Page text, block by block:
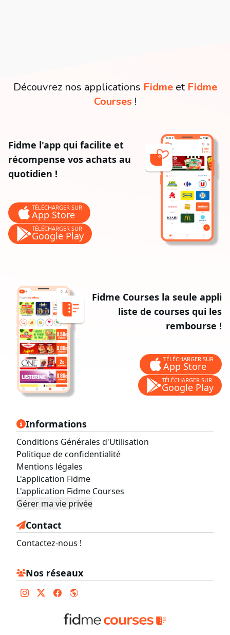
Découvrez nos applications Fidme et Fidme
Courses !
Fidme l'app qui facilite et
récompense vos achats au
quotidien !
TÉLÉCHARGER SUR
App Store
TÉLÉCHARGER SUR
Google Play
Fidme Courses la seule appli
liste de courses qui les
rembourse !
TÉLÉCHARGER SUR
App Store
TÉLÉCHARGER SUR
Google Play
Informations
Conditions Générales d'Utilisation
Politique de confidentialité
Mentions légales
L'application Fidme
L'application Fidme Courses
Gérer ma vie privée
Contact
Contactez-nous !
Nos réseaux